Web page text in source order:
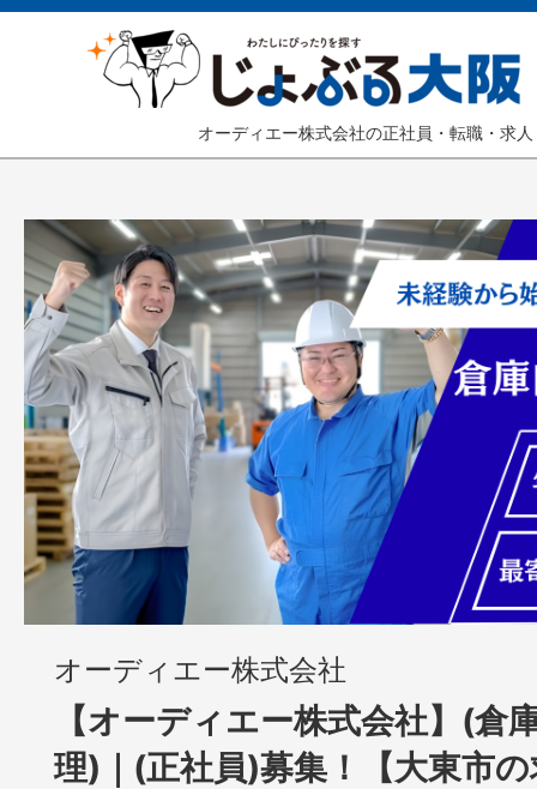
オーディエー株式会社の正社員・転職・求人
オーディエー株式会社
【オーディエー株式会社】(倉
理)｜(正社員)募集！【大東市